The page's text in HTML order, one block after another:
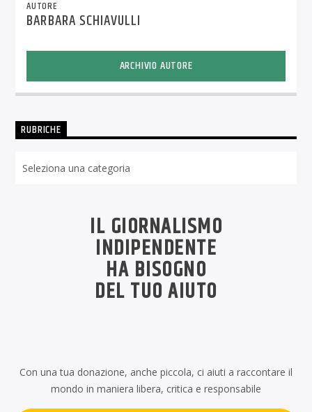
AUTORE
BARBARA SCHIAVULLI
ARCHIVIO AUTORE
RUBRICHE
IL GIORNALISMO
INDIPENDENTE
HA BISOGNO
DEL TUO AIUTO
Con una tua donazione, anche piccola, ci aiuti a raccontare il
mondo in maniera libera, critica e responsabile